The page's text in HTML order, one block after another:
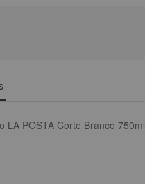
LA POSTA Corte Branco 750ml